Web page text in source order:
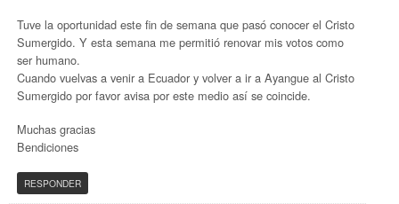
Tuve la oportunidad este fin de semana que pasó conocer el Cristo
Sumergido. Y esta semana me permitió renovar mis votos como
ser humano.
Cuando vuelvas a venir a Ecuador y volver a ir a Ayangue al Cristo
Sumergido por favor avisa por este medio así se coincide.
Muchas gracias
Bendiciones
RESPONDER